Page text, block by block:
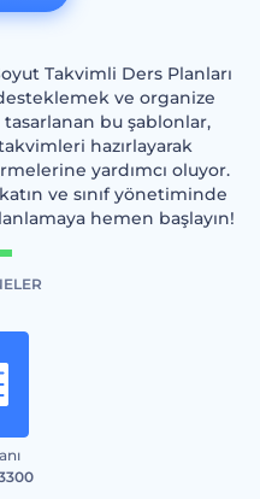
Takvimli Ders Planları
desteklemek ve organize
bu şablonlar,
hazırlayarak
yardımcı oluyor.
ve sınıf yönetiminde
hemen başlayın!